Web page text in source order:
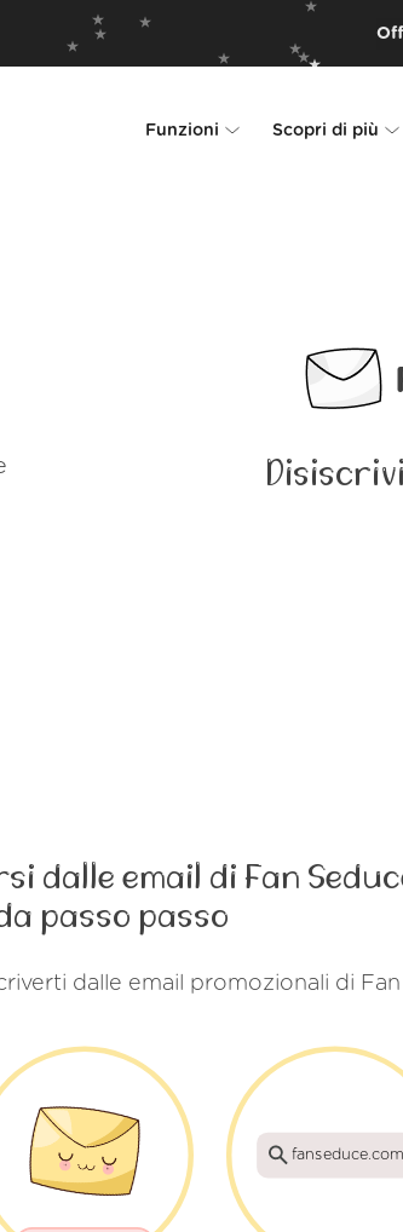
Funzioni Scopri di più
Wall of Love
dalle email di Fan
passo passo
dalle email promozionali di
fanseduce.com